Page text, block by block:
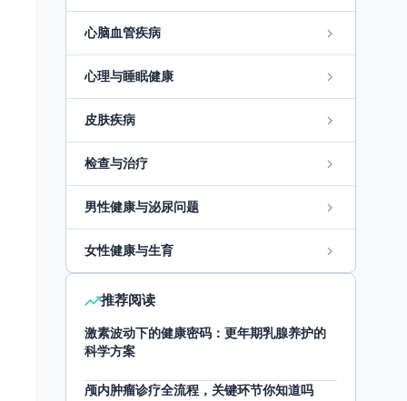
心脑血管疾病
心理与睡眠健康
皮肤疾病
检查与治疗
男性健康与泌尿问题
女性健康与生育
推荐阅读
激素波动下的健康密码：更年期乳腺养护的
科学方案
颅内肿瘤诊疗全流程，关键环节你知道吗